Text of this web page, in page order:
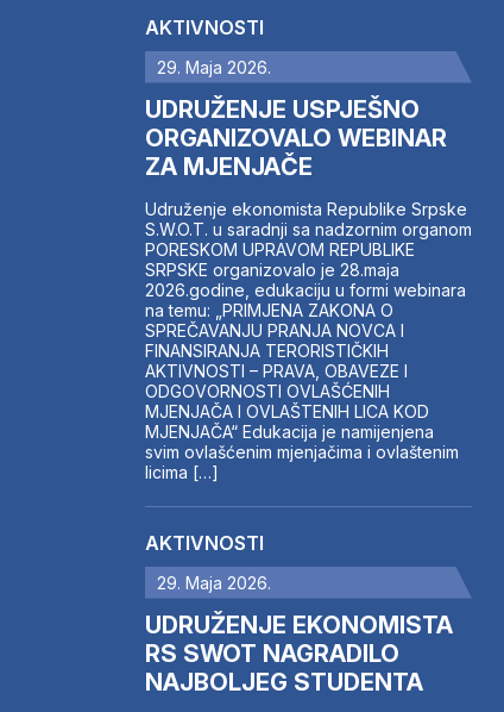
AKTIVNOSTI
29. Maja 2026.
UDRUŽENJE USPJEŠNO
ORGANIZOVALO WEBINAR
ZA MJENJAČE
Udruženje ekonomista Republike Srpske
S.W.O.T. u saradnji sa nadzornim organom
PORESKOM UPRAVOM REPUBLIKE
SRPSKE organizovalo je 28.maja
2026.godine, edukaciju u formi webinara
na temu: „PRIMJENA ZAKONA O
SPREČAVANJU PRANJA NOVCA I
FINANSIRANJA TERORISTIČKIH
AKTIVNOSTI – PRAVA, OBAVEZE I
ODGOVORNOSTI OVLAŠĆENIH
MJENJAČA I OVLAŠTENIH LICA KOD
MJENJAČA“ Edukacija je namijenjena
svim ovlašćenim mjenjačima i ovlaštenim
licima […]
AKTIVNOSTI
29. Maja 2026.
UDRUŽENJE EKONOMISTA
RS SWOT NAGRADILO
NAJBOLJEG STUDENTA